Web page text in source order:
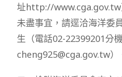
址http://www.cga.gov.tw
未盡事宜，請逕洽海洋委
生（電話02-22399201分
cheng925@cga.gov.tw）